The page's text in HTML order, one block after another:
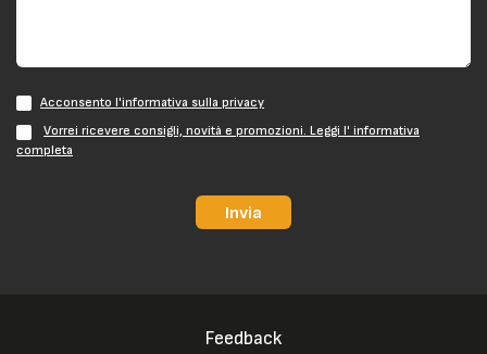
Acconsento l'informativa sulla privacy
Vorrei ricevere consigli, novità e promozioni. Leggi l' informativa
completa
Invia
Feedback